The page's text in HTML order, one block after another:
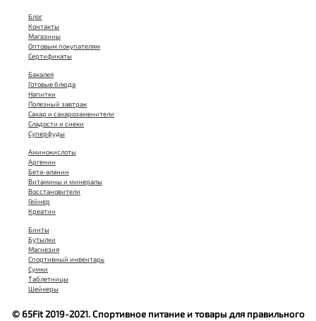
Блог
Контакты
Магазины
Оптовым покупателям
Сертификаты
Бакалея
Готовые блюда
Напитки
Полезный завтрак
Сахар и сахарозаменители
Сладости и снеки
Суперфуды
Аминокислоты
Аргенин
Бета-аланин
Витамины и минералы
Восстановители
Гейнер
Креатин
Бинты
Бутылки
Магнезия
Спортивный инвентарь
Сумки
Таблетницы
Шейкеры
© 65Fit 2019-2021. Спортивное питание и товары для правильного